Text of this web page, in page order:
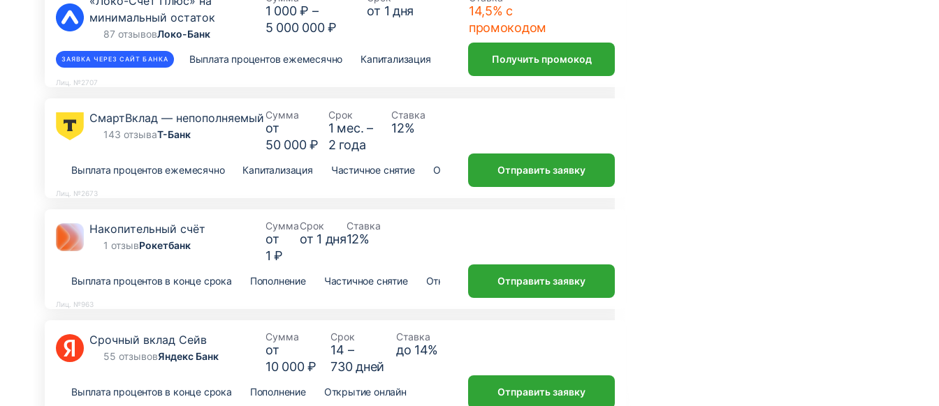
минимальный остаток
87 отзывовЛоко-Банк
1 000 ₽ –
5 000 000 ₽
от 1 дня
14,5% с
промокодом
ЗАЯВКА ЧЕРЕЗ САЙТ БАНКА Выплата процентов ежемесячно Капитализация Пополнение Частичное снятие
Получить промокод
Лиц. №2707
СмартВклад — непополняемый
143 отзываТ-Банк
Сумма
от
50 000 ₽
Срок
1 мес. –
2 года
Ставка
12%
Выплата процентов ежемесячно Капитализация Частичное снятие Открытие онлайнОтправить заявку
Лиц. №2673
Накопительный счёт
1 отзывРокетбанк
Сумма
от
1 ₽
Срок
от 1 дня
Ставка
12%
Выплата процентов в конце срока Пополнение Частичное снятие Открытие онлайнОтправить заявку
Лиц. №963
Срочный вклад Сейв
55 отзывовЯндекс Банк
Сумма
от
10 000 ₽
Срок
14 –
730дней
Ставка
до 14%
Выплата процентов в конце срока Пополнение Открытие онлайн Отправить заявку